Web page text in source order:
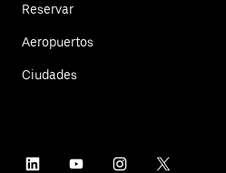
Reservar
Aeropuertos
Ciudades